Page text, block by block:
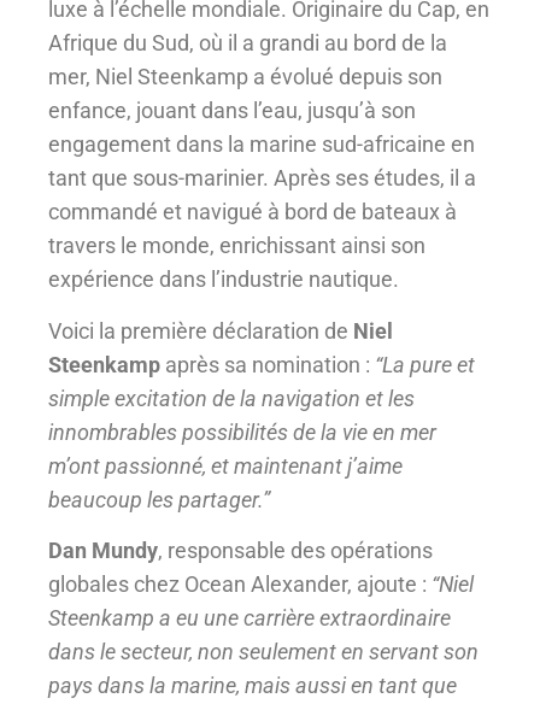
luxe à l’échelle mondiale. Originaire du Cap, en
Afrique du Sud, où il a grandi au bord de la
mer, Niel Steenkamp a évolué depuis son
enfance, jouant dans l’eau, jusqu’à son
engagement dans la marine sud-africaine en
tant que sous-marinier. Après ses études, il a
commandé et navigué à bord de bateaux à
travers le monde, enrichissant ainsi son
expérience dans l’industrie nautique.
Voici la première déclaration de Niel
Steenkamp après sa nomination : “La pure et
simple excitation de la navigation et les
innombrables possibilités de la vie en mer
m’ont passionné, et maintenant j’aime
beaucoup les partager.”
Dan Mundy, responsable des opérations
globales chez Ocean Alexander, ajoute : “Niel
Steenkamp a eu une carrière extraordinaire
dans le secteur, non seulement en servant son
pays dans la marine, mais aussi en tant que